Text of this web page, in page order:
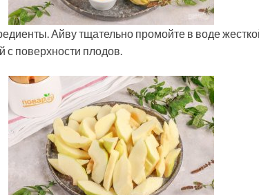
Айву тщательно промойте в воде
с поверхности плодов.